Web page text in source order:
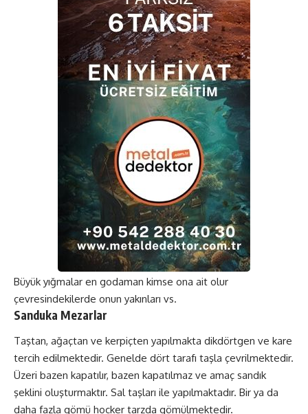
Büyük yığmalar en godaman kimse ona ait olur
çevresindekilerde onun yakınları vs.
Sanduka Mezarlar
Taştan, ağaçtan ve kerpiçten yapılmakta dikdörtgen ve kare
tercih edilmektedir. Genelde dört tarafı taşla çevrilmektedir.
Üzeri bazen kapatılır, bazen kapatılmaz ve amaç sandık
şeklini oluşturmaktır. Sal taşları ile yapılmaktadır. Bir ya da
daha fazla gömü hocker tarzda gömülmektedir.